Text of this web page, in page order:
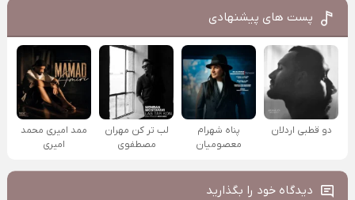
پست های پیشنهادی
دو قطبی اردلان
پناه شهرام
معصومیان
لب تر کن مهران
مصطفوی
ممد امیری محمد
امیری
دیدگاه خود را بگذارید